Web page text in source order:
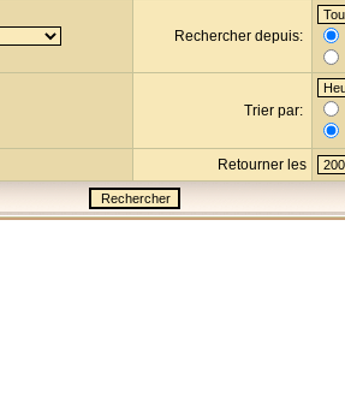
Rechercher depuis:
Trier par:
Retourner les